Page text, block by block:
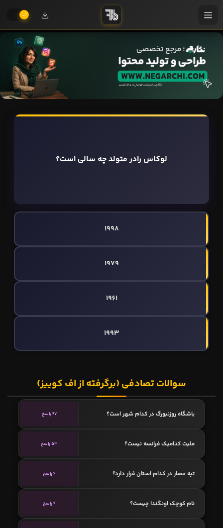
لوکاس رادر متولد چه سالی است؟
1998
1979
1961
1993
سوالات تصادفی (برگرفته از اف کوییز)
باشگاه روزنبورگ در کدام شهر است؟ 67 پاسخ
ملیت کدامیک فرانسه نیست؟ 53 پاسخ
تپه حصار در کدام استان قرار دارد؟ 6 پاسخ
نام کوچک اونگندا چیست؟ 6 پاسخ